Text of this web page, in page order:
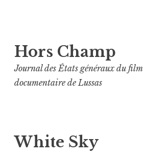
au
contenu
principal
Hors Champ
Journal des États généraux du film
documentaire de Lussas
White Sky